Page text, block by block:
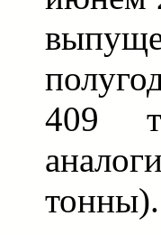
409
тонны).